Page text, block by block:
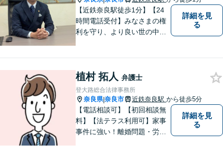
【近鉄奈良駅徒歩1分】【24
時間電話受付】みなさまの権
利を守り、より良い世の中に
ています。法律トラブルでお
悩みごとがありましたら、お
気軽にご相談ください。
詳細を見
る
植村 拓人 弁護士
登大路総合法律事務所
奈良県|奈良市 近鉄奈良駅 から徒歩5分
【電話相談可】【初回相談無
料】【法テラス利用可】家事
事件に強い！離婚問題・労働
詳細を見
る